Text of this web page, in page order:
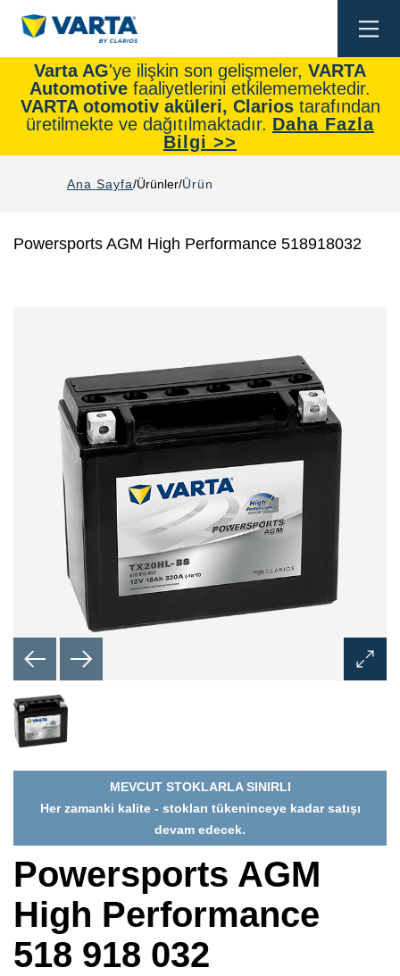
Varta AG'ye ilişkin son gelişmeler, VARTA
Automotive faaliyetlerini etkilememektedir.
VARTA otomotiv aküleri, Clarios tarafından
üretilmekte ve dağıtılmaktadır. Daha Fazla
Bilgi >>
Ana Sayfa Ürünler Ürün
Powersports AGM High Performance 518918032
Aç
MEVCUT STOKLARLA SINIRLI
Her zamanki kalite - stokları tükeninceye kadar satışı
devam edecek.
Powersports AGM
High Performance
518 918 032